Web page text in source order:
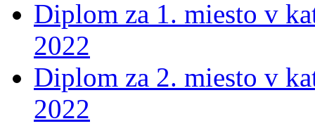
Diplom za 1. miesto v
2022
Diplom za 2. miesto v
2022